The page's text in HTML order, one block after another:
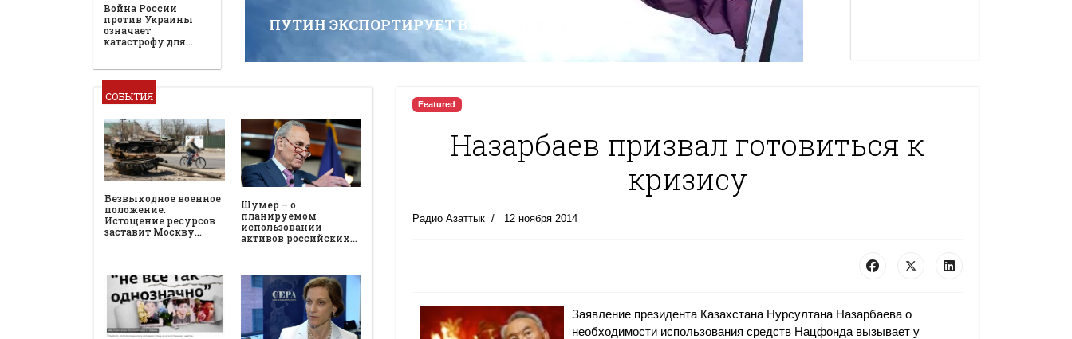
Война России
против Украины
означает
катастрофу для…
ПУТИН ЭКСПОРТИРУЕТ В КАЗАХСТАН НЕНАВИСТЬ
СОБЫТИЯ
Безвыходное военное
положение.
Истощение ресурсов
заставит Москву…
Шумер – о
планируемом
использовании
активов российских…
Featured
Назарбаев призвал готовиться к
кризису
Радио Азаттык 12 ноября 2014
Заявление президента Казахстана Нурсултана Назарбаева о
необходимости использования средств Нацфонда вызывает у